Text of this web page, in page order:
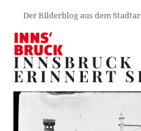
Der Bilderblog aus dem
INNSBRUCK
ERINNERT